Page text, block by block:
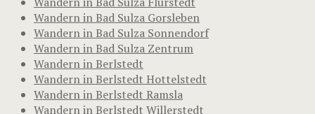
Wandern in Bad Sulza Gorsleben
Wandern in Bad Sulza Sonnendorf
Wandern in Bad Sulza Zentrum
Wandern in Berlstedt
Wandern in Berlstedt Hottelstedt
Wandern in Berlstedt Ramsla
Wandern in Berlstedt Willerstedt